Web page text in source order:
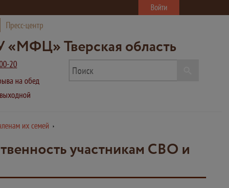
Войти
Пресс-центр
Тверская область
20
на обед
их семей
участникам СВО и